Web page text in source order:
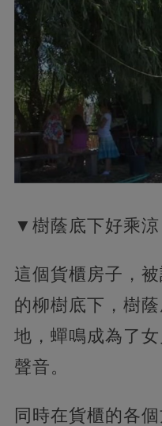
▼樹蔭底下好乘涼
這個貨櫃房子，
的柳樹底下，樹
地，蟬鳴成為了
聲音。
同時在貨櫃的各